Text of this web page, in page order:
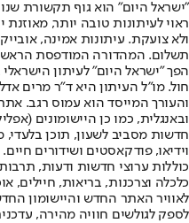
"ישראל היום" הוא גוף תקשורת
ראוי לעיתונות טובה יותר,
ולא צועקת. עיתונות אמינה,
הפך "ישראל היום" לעיתון
חול. מו"ל העיתון היא ד"ר מרים
והעורך המייסד הוא עמוס רגב.
חדשות מסביב לשעון, תוכן בלעדי,
וידיאו, פודקאסטים ושידורים
כוללות ערוצי חדשות ודעות, תרבות
לאוויר האתר החדש והיישומון
לספק לגולשים חוויה מהירה,